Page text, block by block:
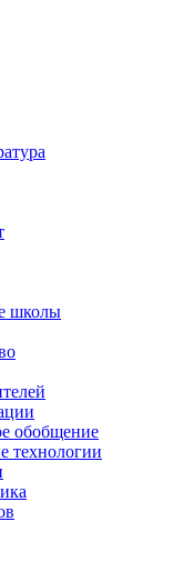
школы
обобщение
технологии